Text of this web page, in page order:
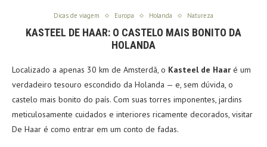
Dicas de viagem Europa Holanda Natureza
KASTEEL DE HAAR: O CASTELO MAIS BONITO DA
HOLANDA
Localizado a apenas 30 km de Amsterdã, o Kasteel de Haar é um
verdadeiro tesouro escondido da Holanda — e, sem dúvida, o
castelo mais bonito do país. Com suas torres imponentes, jardins
meticulosamente cuidados e interiores ricamente decorados, visitar
De Haar é como entrar em um conto de fadas.